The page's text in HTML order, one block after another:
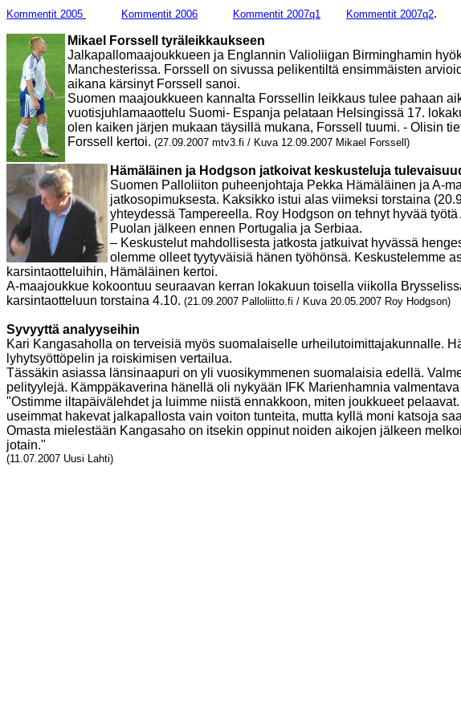
Kommentit 2005 Kommentit 2006 Kommentit 2007q1 Kommentit 2007q2.
Mikael Forssell tyräleikkaukseen
Jalkapallomaajoukkueen ja Englannin Valioliigan Birminghamin
Manchesterissa. Forssell on sivussa pelikentiltä ensimmäisten
aikana kärsinyt Forssell sanoi.
Suomen maajoukkueen kannalta Forssellin leikkaus tulee pahaan
vuotisjuhlamaaottelu Suomi- Espanja pelataan Helsingissä 17.
olen kaiken järjen mukaan täysillä mukana, Forssell tuumi. - Olisin
Forssell kertoi. (27.09.2007 mtv3.fi / Kuva 12.09.2007 Mikael Forssell)
Hämäläinen ja Hodgson jatkoivat keskusteluja
Suomen Palloliiton puheenjohtaja Pekka Hämäläinen ja A-
jatkosopimuksesta. Kaksikko istui alas viimeksi torstaina
yhteydessä Tampereella. Roy Hodgson on tehnyt hyvää
Puolan jälkeen ennen Portugalia ja Serbiaa.
– Keskustelut mahdollisesta jatkosta jatkuivat hyvässä
olemme olleet tyytyväisiä hänen työhönsä. Keskustelemme
karsintaotteluihin, Hämäläinen kertoi.
A-maajoukkue kokoontuu seuraavan kerran lokakuun toisella viikolla
karsintaotteluun torstaina 4.10. (21.09.2007 Palloliitto.fi / Kuva 20.05.2007 Roy Hodgson)
Syvyyttä analyyseihin
Kari Kangasaholla on terveisiä myös suomalaiselle urheilutoimittajakunnalle.
lyhytsyöttöpelin ja roiskimisen vertailua.
Tässäkin asiassa länsinaapuri on yli vuosikymmenen suomalaisia edellä.
pelityylejä. Kämppäkaverina hänellä oli nykyään IFK Marienhamnia
"Ostimme iltapäivälehdet ja luimme niistä ennakkoon, miten joukkueet
useimmat hakevat jalkapallosta vain voiton tunteita, mutta kyllä moni katsoja
Omasta mielestään Kangasaho on itsekin oppinut noiden aikojen jälkeen
jotain."
(11.07.2007 Uusi Lahti)